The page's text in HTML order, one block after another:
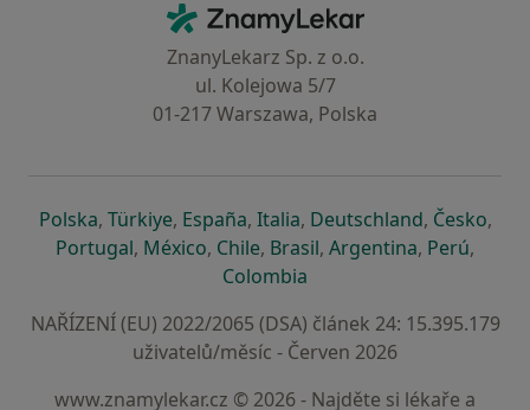
ZnamyLekar - Hlavní stránka
ZnanyLekarz Sp. z o.o.
ul. Kolejowa 5/7
01-217 Warszawa, Polska
Polskase otevře v nové záložce
, Türkiyese otevře v nové záložce
, Españase otevře v nové záložce
, Italiase otevře v nové záložce
, Deutschlandse otevře v
, Českose
,
Portugalse otevře v nové záložce
, Méxicose otevře v nové záložce
, Chilese otevře v nové záložce
, Brasilse otevře v nové
, Argentinase otevře v
, Perúse
,
Colombia
NAŘÍZENÍ (EU) 2022/2065 (DSA) článek 24: 15.395.179
uživatelů/měsíc - Červen 2026
www.znamylekar.cz © 2026 - Najděte si lékaře a